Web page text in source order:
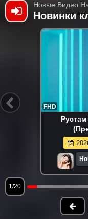
Новые Видео
Новинки
FHD
1/20